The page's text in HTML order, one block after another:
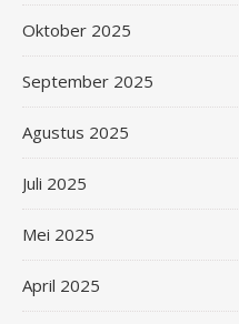
Oktober 2025
September 2025
Agustus 2025
Juli 2025
Mei 2025
April 2025